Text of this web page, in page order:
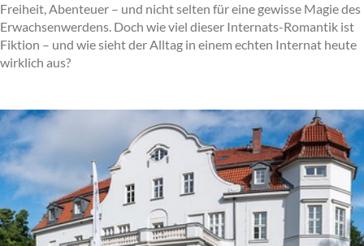
Freiheit, Abenteuer – und nicht selten für eine gewisse Magie des
Erwachsenwerdens. Doch wie viel dieser Internats-Romantik ist
Fiktion – und wie sieht der Alltag in einem echten Internat heute
wirklich aus?